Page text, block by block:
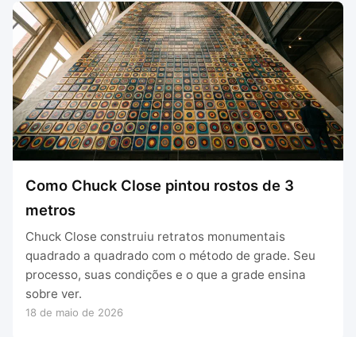
Como Chuck Close pintou rostos de 3
metros
Chuck Close construiu retratos monumentais
quadrado a quadrado com o método de grade. Seu
processo, suas condições e o que a grade ensina
sobre ver.
18 de maio de 2026